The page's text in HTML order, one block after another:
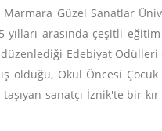
Güzel Sanatlar
arasında çeşitli
Edebiyat Ödülleri
Okul Öncesi Çocuk
sanatçı İznik'te bir